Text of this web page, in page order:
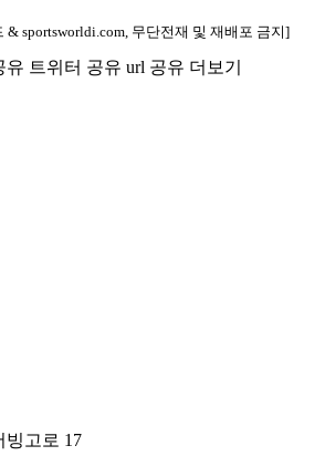
sportsworldi.com, 무단전재 및 재배포 금지]
유 트위터 공유 url 공유 더보기
빙고로 17